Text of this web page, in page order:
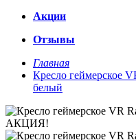
Акции
Отзывы
Главная
Кресло геймерское
белый
АКЦИЯ!